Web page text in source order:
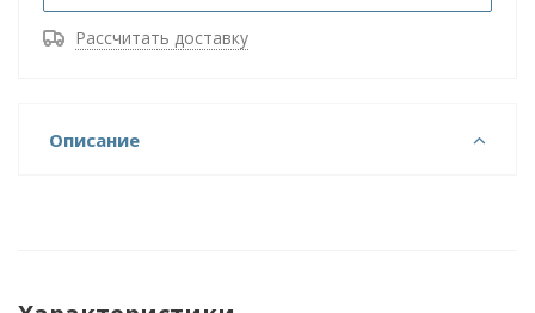
Рассчитать доставку
Описание